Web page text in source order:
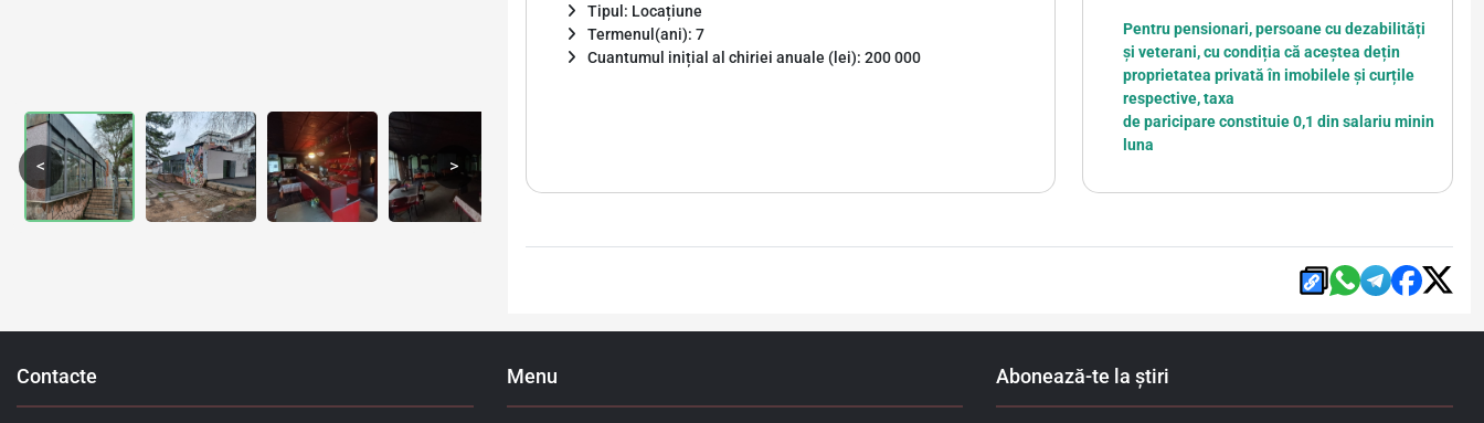
< >
Tipul: Locațiune
Termenul(ani): 7
Cuantumul inițial al chiriei anuale (lei): 200 000
Pentru pensionari, persoane cu dezabilități
și veterani, cu condiția că aceștea dețin
proprietatea privată în imobilele și curțile
respective, taxa
de paricipare constituie 0,1 din salariu minin
luna
Contacte Menu Abonează-te la știri